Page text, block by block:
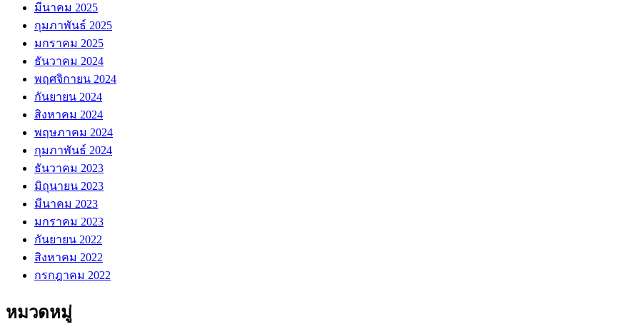
มีนาคม 2025
กุมภาพันธ์ 2025
มกราคม 2025
ธันวาคม 2024
พฤศจิกายน 2024
กันยายน 2024
สิงหาคม 2024
พฤษภาคม 2024
กุมภาพันธ์ 2024
ธันวาคม 2023
มิถุนายน 2023
มีนาคม 2023
มกราคม 2023
กันยายน 2022
สิงหาคม 2022
กรกฎาคม 2022
หมวดหมู่